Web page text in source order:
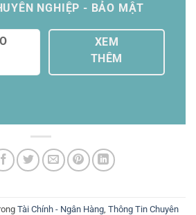
NGHIỆP - BẢO MẬT
XEM
THÊM
Tài Chính - Ngân Hàng, Thông Tin Chuyên